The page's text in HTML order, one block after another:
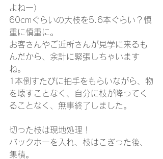
よねー）
60cmぐらいの大枝を5.6本ぐらい？慎
重に慎重に。
お客さんやご近所さんが見学に来るも
んだから、余計に緊張しちゃいます
ね。
1本倒すたびに拍手をもらいながら、物
を壊すことなく、自分に枝が降ってく
ることなく、無事終了しました。
切った枝は現地処理！
バックホーを入れ、枝はこぎった後、
集積。